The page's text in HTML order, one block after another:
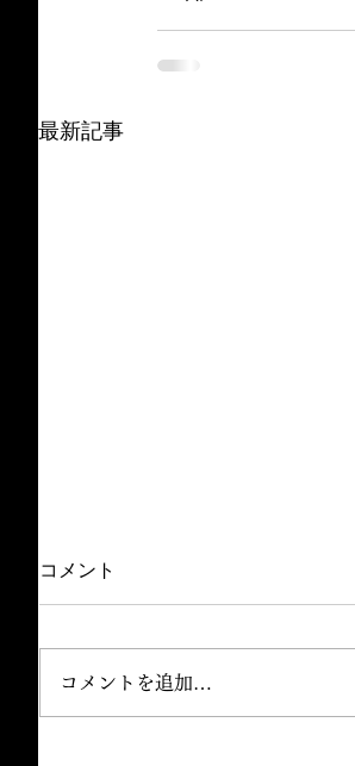
最新記事
コメント
コメントを追加…